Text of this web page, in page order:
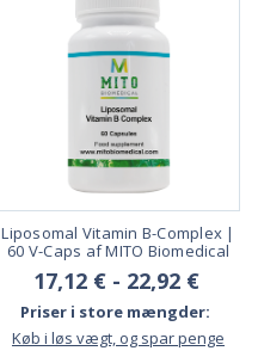
Liposomal Vitamin B-Complex |
60 V-Caps af MITO Biomedical
17,12 € - 22,92 €
Priser i store mængder:
Køb i løs vægt, og spar penge